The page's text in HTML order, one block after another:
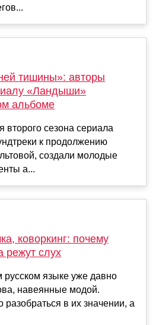
тишины»: авторы
«Ландыши»
альбоме
сезона сериала
к продолжению
создали молодые
а...
коворкинг: почему
режут слух
русском языке уже давно
навеянные модой.
разобраться в их значении, а